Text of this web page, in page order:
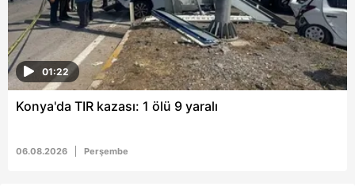
01:22
Konya'da TIR kazası: 1 ölü 9 yaralı
06.08.2026 Perşembe